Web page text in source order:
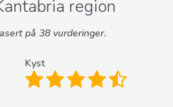
region
på 38 vurderinger.
Kyst